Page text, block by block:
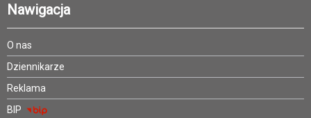
Nawigacja
O nas
Dziennikarze
Reklama
BIP